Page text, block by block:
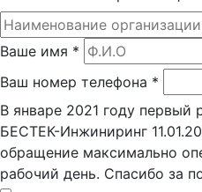
Ваше имя *
Ваш номер телефона *
В январе 2021 году первый
БЕСТЕК-Инжиниринг
обращение максимально
рабочий день. Спасибо за